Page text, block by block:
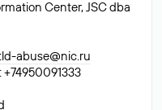
Center, JSC dba
abuse@nic.ru